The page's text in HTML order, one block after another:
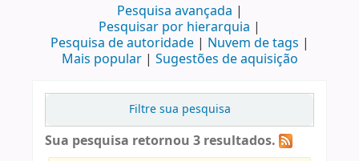
Pesquisa avançada
Pesquisar por hierarquia
Pesquisa de autoridade
Nuvem de tags
Mais popular
Sugestões de aquisição
Filtre sua pesquisa
Sua pesquisa retornou 3 resultados.